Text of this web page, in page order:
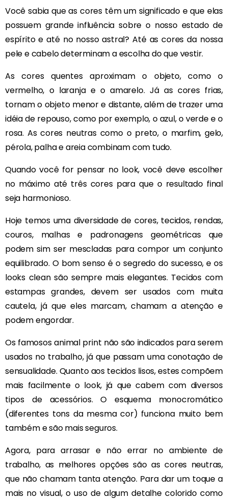
Você sabia que as cores têm um significado e que elas
possuem grande influência sobre o nosso estado de
espírito e até no nosso astral? Até as cores da nossa
pele e cabelo determinam a escolha do que vestir.
As cores quentes aproximam o objeto, como o
vermelho, o laranja e o amarelo. Já as cores frias,
tornam o objeto menor e distante, além de trazer uma
idéia de repouso, como por exemplo, o azul, o verde e o
rosa. As cores neutras como o preto, o marfim, gelo,
pérola, palha e areia combinam com tudo.
Quando você for pensar no look, você deve escolher
no máximo até três cores para que o resultado final
seja harmonioso.
Hoje temos uma diversidade de cores, tecidos, rendas,
couros, malhas e padronagens geométricas que
podem sim ser mescladas para compor um conjunto
equilibrado. O bom senso é o segredo do sucesso, e os
looks clean são sempre mais elegantes. Tecidos com
estampas grandes, devem ser usados com muita
cautela, já que eles marcam, chamam a atenção e
podem engordar.
Os famosos animal print não são indicados para serem
usados no trabalho, já que passam uma conotação de
sensualidade. Quanto aos tecidos lisos, estes compõem
mais facilmente o look, já que cabem com diversos
tipos de acessórios. O esquema monocromático
(diferentes tons da mesma cor) funciona muito bem
também e são mais seguros.
Agora, para arrasar e não errar no ambiente de
trabalho, as melhores opções são as cores neutras,
que não chamam tanta atenção. Para dar um toque a
mais no visual, o uso de algum detalhe colorido como